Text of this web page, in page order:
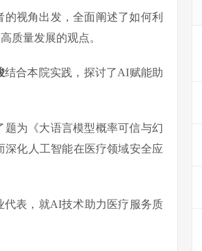
的视角出发，全面阐述了如何利
质量发展的观点。
结合本院实践，探讨了AI赋能助
题为《大语言模型概率可信与幻
化人工智能在医疗领域安全应
表，就AI技术助力医疗服务质